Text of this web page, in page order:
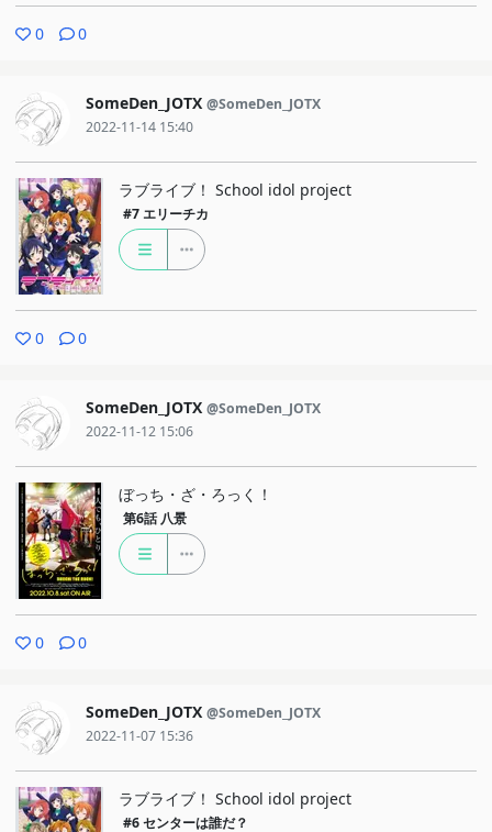
0 0
SomeDen_JOTX @SomeDen_JOTX
2022-11-14 15:40
ラブライブ！ School idol project
#7 エリーチカ
0 0
SomeDen_JOTX @SomeDen_JOTX
2022-11-12 15:06
ぼっち・ざ・ろっく！
第6話 八景
0 0
SomeDen_JOTX @SomeDen_JOTX
2022-11-07 15:36
ラブライブ！ School idol project
#6 センターは誰だ？